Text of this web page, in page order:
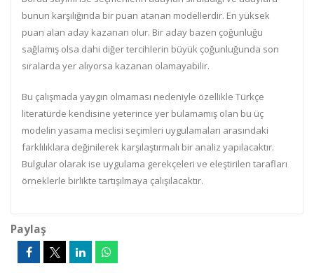
bunun karşılığında bir puan atanan modellerdir. En yüksek
puan alan aday kazanan olur. Bir aday bazen çoğunluğu
sağlamış olsa dahi diğer tercihlerin büyük çoğunluğunda son
sıralarda yer alıyorsa kazanan olamayabilir.
Bu çalışmada yaygın olmaması nedeniyle özellikle Türkçe
literatürde kendisine yeterince yer bulamamış olan bu üç
modelin yasama meclisi seçimleri uygulamaları arasındaki
farklılıklara değinilerek karşılaştırmalı bir analiz yapılacaktır.
Bulgular olarak ise uygulama gerekçeleri ve eleştirilen tarafları
örneklerle birlikte tartışılmaya çalışılacaktır.
Paylaş